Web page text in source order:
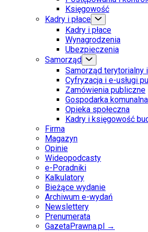
Księgowość
Kadry i płace
Kadry i płace
Wynagrodzenia
Ubezpieczenia
Samorząd
Samorząd terytorialny
Cyfryzacja i e-usługi
Zamówienia publiczne
Gospodarka komunalna
Opieka społeczna
Kadry i księgowość
Firma
Magazyn
Opinie
Wideopodcasty
e-Poradniki
Kalkulatory
Bieżące wydanie
Archiwum e-wydań
Newslettery
Prenumerata
GazetaPrawna.pl →